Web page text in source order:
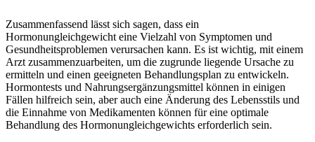
Zusammenfassend lässt sich sagen, dass ein
Hormonungleichgewicht eine Vielzahl von Symptomen und
Gesundheitsproblemen verursachen kann. Es ist wichtig, mit einem
Arzt zusammenzuarbeiten, um die zugrunde liegende Ursache zu
ermitteln und einen geeigneten Behandlungsplan zu entwickeln.
Hormontests und Nahrungsergänzungsmittel können in einigen
Fällen hilfreich sein, aber auch eine Änderung des Lebensstils und
die Einnahme von Medikamenten können für eine optimale
Behandlung des Hormonungleichgewichts erforderlich sein.